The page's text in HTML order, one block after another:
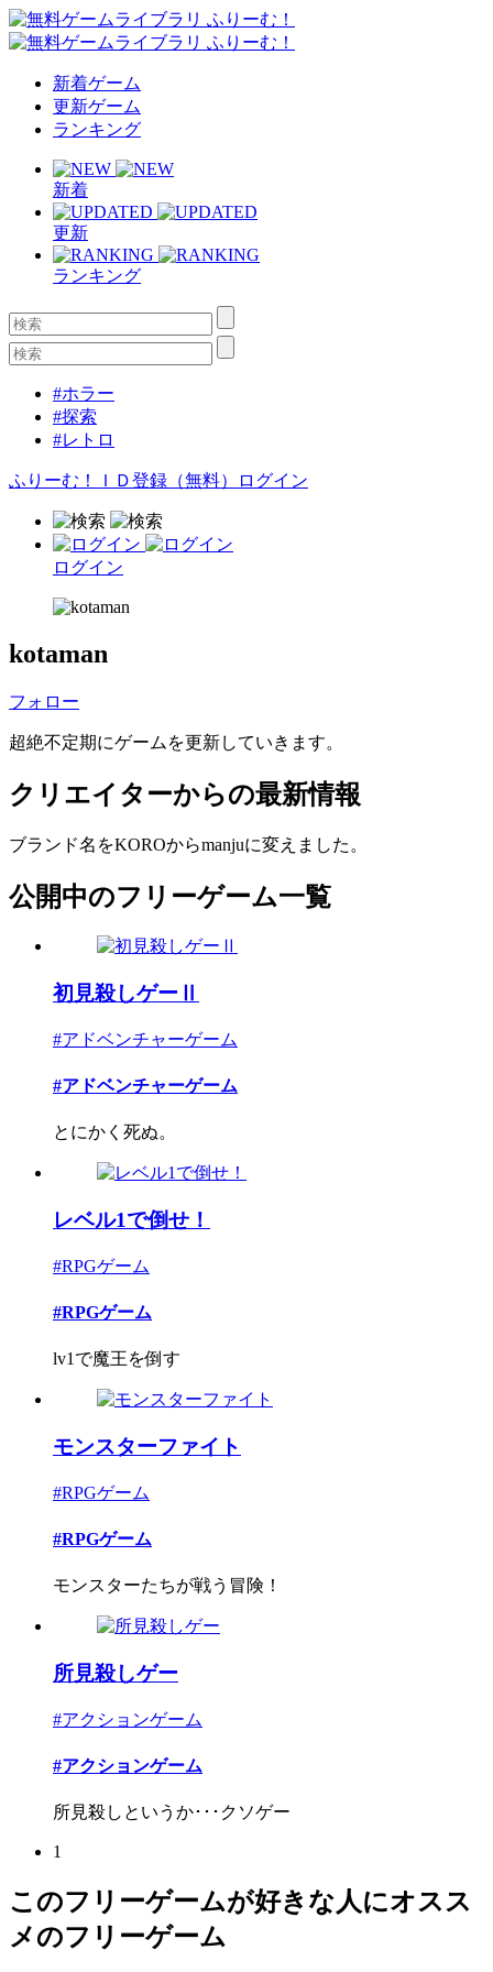
新着ゲーム
更新ゲーム
ランキング
新着
更新
ランキング
#ホラー
#探索
#レトロ
ふりーむ！ＩＤ登録（無料） ログイン
ログイン
kotaman
フォロー
超絶不定期にゲームを更新していきます。
クリエイターからの最新情報
ブランド名をKOROからmanjuに変えました。
公開中のフリーゲーム一覧
初見殺しゲーⅡ
#アドベンチャーゲーム
#アドベンチャーゲーム
とにかく死ぬ。
レベル1で倒せ！
#RPGゲーム
#RPGゲーム
lv1で魔王を倒す
モンスターファイト
#RPGゲーム
#RPGゲーム
モンスターたちが戦う冒険！
所見殺しゲー
#アクションゲーム
#アクションゲーム
所見殺しというか･･･クソゲー
1
このフリーゲームが好きな人にオスス
メのフリーゲーム